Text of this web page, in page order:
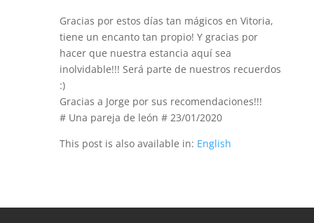
Gracias por estos días tan mágicos en Vitoria,
tiene un encanto tan propio! Y gracias por
hacer que nuestra estancia aquí sea
inolvidable!!! Será parte de nuestros recuerdos
:)
Gracias a Jorge por sus recomendaciones!!!
# Una pareja de león # 23/01/2020
This post is also available in: English